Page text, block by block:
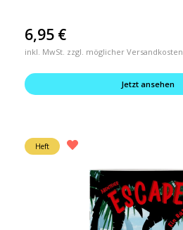
6,95 €
inkl. MwSt. zzgl. möglicher Versandkosten
Jetzt ansehen
Heft